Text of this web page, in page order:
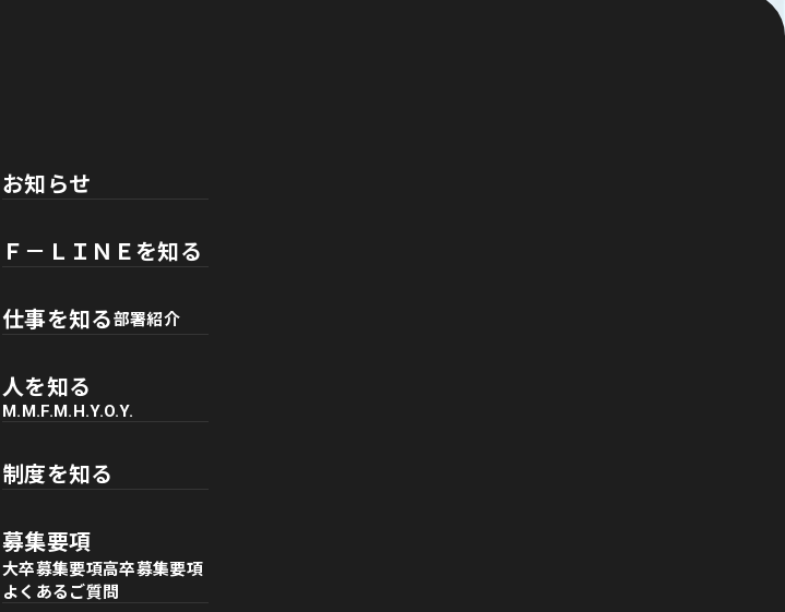
お知らせ
Ｆ－ＬＩＮＥを知る
仕事を知る部署紹介
人を知る
M.M.F.M.H.Y.O.Y.
制度を知る
募集要項
大卒募集要項高卒募集要項
よくあるご質問